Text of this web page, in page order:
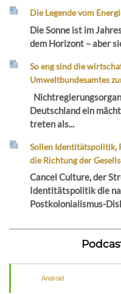
Die Legende vom
Die Sonne ist im
dem Horizont – aber
So eng sind die
Umweltbundesamtes
Deutschland ein
treten als...
Sollen Identitätspolitik,
die Richtung der
Cancel Culture, der
Identitätspolitik die
Postkolonialismus-
Android